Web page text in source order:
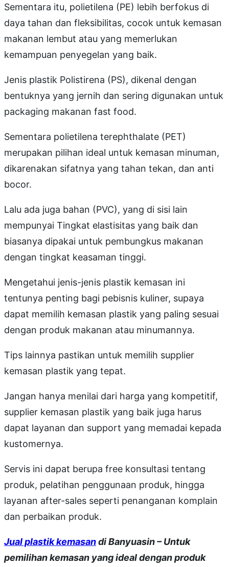
Sementara itu, polietilena (PE) lebih berfokus di
daya tahan dan fleksibilitas, cocok untuk kemasan
makanan lembut atau yang memerlukan
kemampuan penyegelan yang baik.
Jenis plastik Polistirena (PS), dikenal dengan
bentuknya yang jernih dan sering digunakan untuk
packaging makanan fast food.
Sementara polietilena terephthalate (PET)
merupakan pilihan ideal untuk kemasan minuman,
dikarenakan sifatnya yang tahan tekan, dan anti
bocor.
Lalu ada juga bahan (PVC), yang di sisi lain
mempunyai Tingkat elastisitas yang baik dan
biasanya dipakai untuk pembungkus makanan
dengan tingkat keasaman tinggi.
Mengetahui jenis-jenis plastik kemasan ini
tentunya penting bagi pebisnis kuliner, supaya
dapat memilih kemasan plastik yang paling sesuai
dengan produk makanan atau minumannya.
Tips lainnya pastikan untuk memilih supplier
kemasan plastik yang tepat.
Jangan hanya menilai dari harga yang kompetitif,
supplier kemasan plastik yang baik juga harus
dapat layanan dan support yang memadai kepada
kustomernya.
Servis ini dapat berupa free konsultasi tentang
produk, pelatihan penggunaan produk, hingga
layanan after-sales seperti penanganan komplain
dan perbaikan produk.
Jual plastik kemasandi Banyuasin – Untuk
pemilihan kemasan yang ideal dengan produk